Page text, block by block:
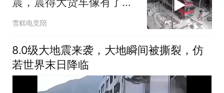
命一样
雪糕电竞陪
8.0级大地震来袭，大地瞬间被撕裂，仿
若世界末日降临